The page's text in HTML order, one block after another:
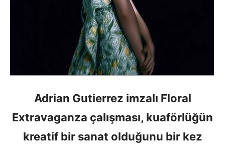
Adrian Gutierrez imzalı Floral
Extravaganza çalışması, kuaförlüğün
kreatif bir sanat olduğunu bir kez